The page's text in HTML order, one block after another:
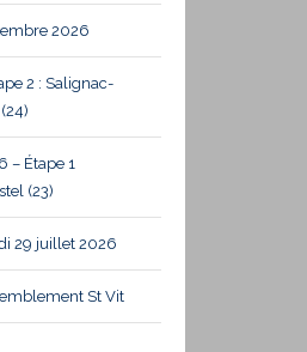
2026
2 : Salignac-
– Étape 1
(23)
29 juillet 2026
St Vit